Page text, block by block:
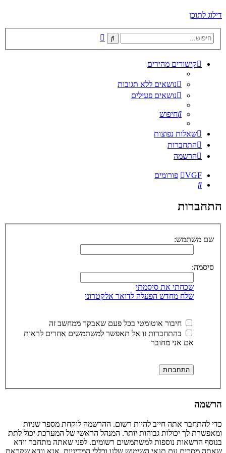
דילוג לתוכן
חיפוש
קישורים מהירים
נושאים ללא תגובות
נושאים פעילים
חיפוש
שאלות נפוצות
התחברות
הרשמה
VGF
פורומים
חיפוש
התחברות
שם משתמש:
סיסמה:
שכחתי את סיסמתי
שלח מחדש הפעלה לדואר אלקטרוני
חיבור אוטומטי בכל פעם שאבקר ממחשב זה
בהתחברות זו אל תאפשר למשתמשים אחרים לראות
אם אני מחובר
הרשמה
כדי להתחבר אתה חייב להיות רשום. ההרשמה לוקחת מספר שניות
ומאפשרת לך יכולות גבוהות יותר. המנהל הראשי של המערכת יכול לתת
בנוסף הרשאות נוספות למשתמשים רשומים. לפני שאתה מתחבר וודא
שאתה מסכים עם תנאי השימוש שלנו וכללי המדיניות. אנא וודא שקראת